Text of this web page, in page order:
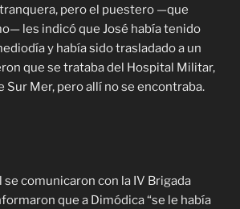
pero el puestero —que
les indicó que José había tenido
y había sido trasladado a un
que se trataba del Hospital Militar,
Sur Mer, pero allí no se encontraba.
comunicaron con la IV Brigada
que a Dimódica “se le había